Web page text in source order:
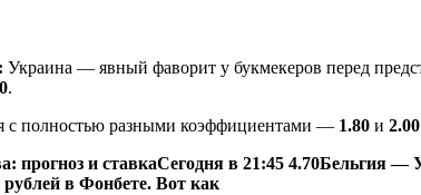
Украина — явный фаворит у букмекеров перед
.
полностью разными коэффициентами — 1.80 и 2.00
прогноз и ставкаСегодня в 21:45 4.70Бельгия —
в Фонбете. Вот как